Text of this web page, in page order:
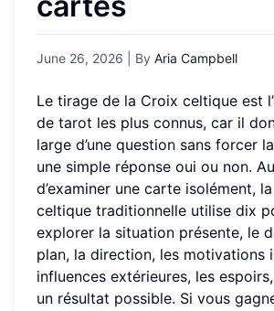
June 26, 2026 | By Aria Campbell
Le tirage de la Croix celtique est
de tarot les plus connus, car il
large d’une question sans forcer
une simple réponse oui ou non.
d’examiner une carte isolément,
celtique traditionnelle utilise dix
explorer la situation présente, le
plan, la direction, les motivations
influences extérieures, les
un résultat possible. Si vous